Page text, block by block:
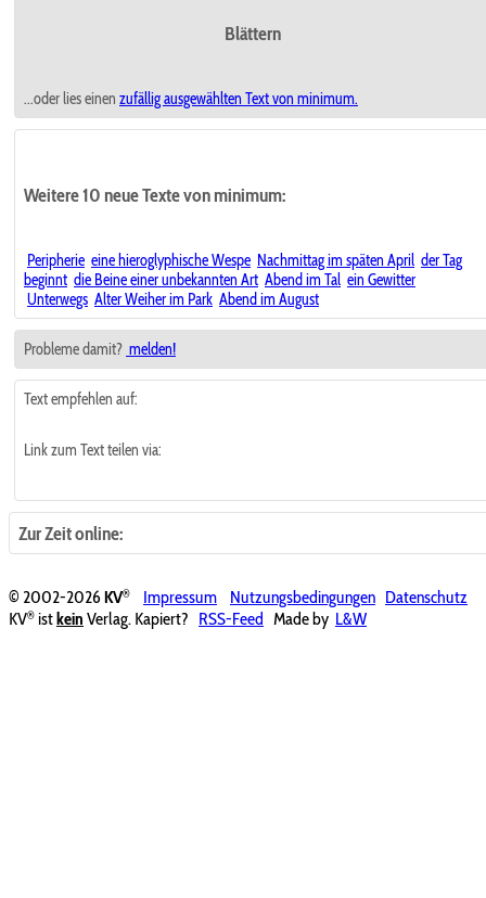
Blättern
...oder lies einen zufällig ausgewählten Text von minimum.
Weitere 10 neue Texte von minimum:
Peripherie eine hieroglyphische Wespe Nachmittag im späten April der Tag
beginnt die Beine einer unbekannten Art Abend im Tal ein Gewitter
Unterwegs Alter Weiher im Park Abend im August
Probleme damit? melden!
Text empfehlen auf:
Link zum Text teilen via:
Zur Zeit online:
© 2002-2026KV® Impressum Nutzungsbedingungen Datenschutz
KV® ist kein Verlag. Kapiert? RSS-Feed Made by L&W